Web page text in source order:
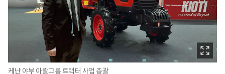
케난 야부 아랄그룹 트랙터 사업 총괄